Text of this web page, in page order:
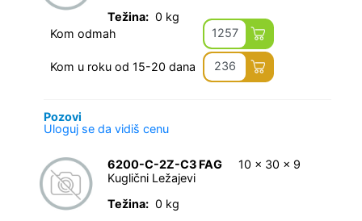
Težina: 0 kg
Kom odmah
1257
Kom u roku od 15-20 dana 236
Pozovi
Uloguj se da vidiš cenu
6200-C-2Z-C3 FAG
Kuglični Ležajevi
Težina: 0 kg
10 x 30 x 9